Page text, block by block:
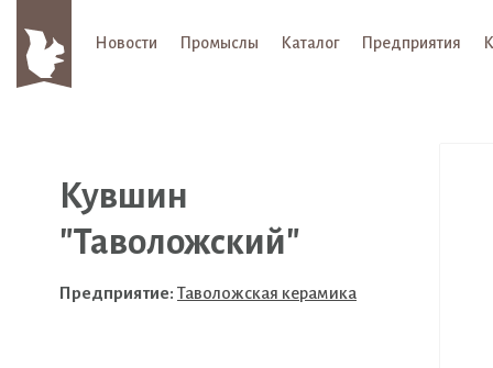
Новости Промыслы Каталог Предприятия
Кувшин
"Таволожский"
Предприятие: Таволожская керамика